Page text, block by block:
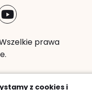
prawa
z cookies i